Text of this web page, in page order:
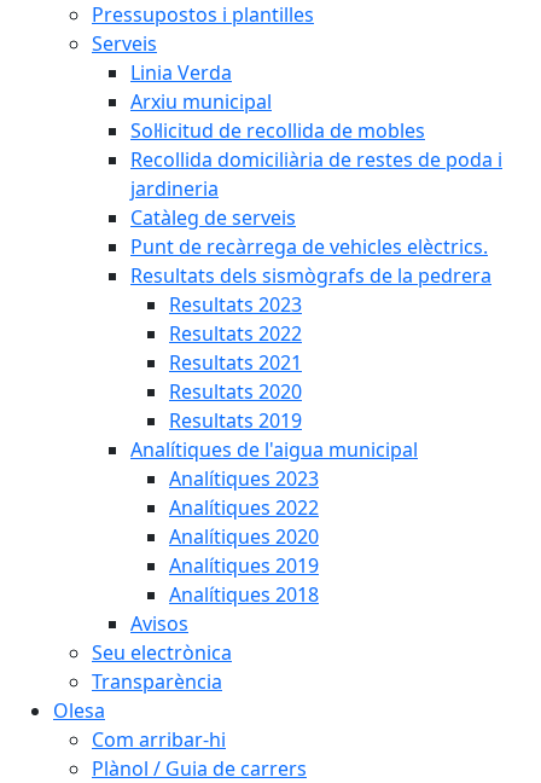
Pressupostos i plantilles
Serveis
Linia Verda
Arxiu municipal
Sol·licitud de recollida de mobles
Recollida domiciliària de restes de poda i
jardineria
Catàleg de serveis
Punt de recàrrega de vehicles elèctrics.
Resultats dels sismògrafs de la pedrera
Resultats 2023
Resultats 2022
Resultats 2021
Resultats 2020
Resultats 2019
Analítiques de l'aigua municipal
Analítiques 2023
Analítiques 2022
Analítiques 2020
Analítiques 2019
Analítiques 2018
Avisos
Seu electrònica
Transparència
Olesa
Com arribar-hi
Plànol / Guia de carrers